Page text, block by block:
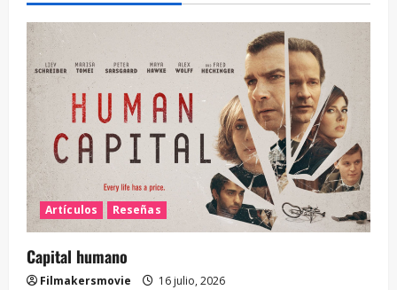
Artículos Reseñas
Capital humano
Filmakersmovie 16 julio, 2026